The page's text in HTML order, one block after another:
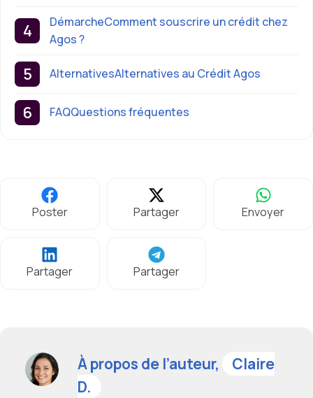
DémarcheComment souscrire un crédit chez
Agos ?
AlternativesAlternatives au Crédit Agos
FAQQuestions fréquentes
Poster Partager Envoyer
Partager Partager
À propos de l’auteur,
Claire
D.